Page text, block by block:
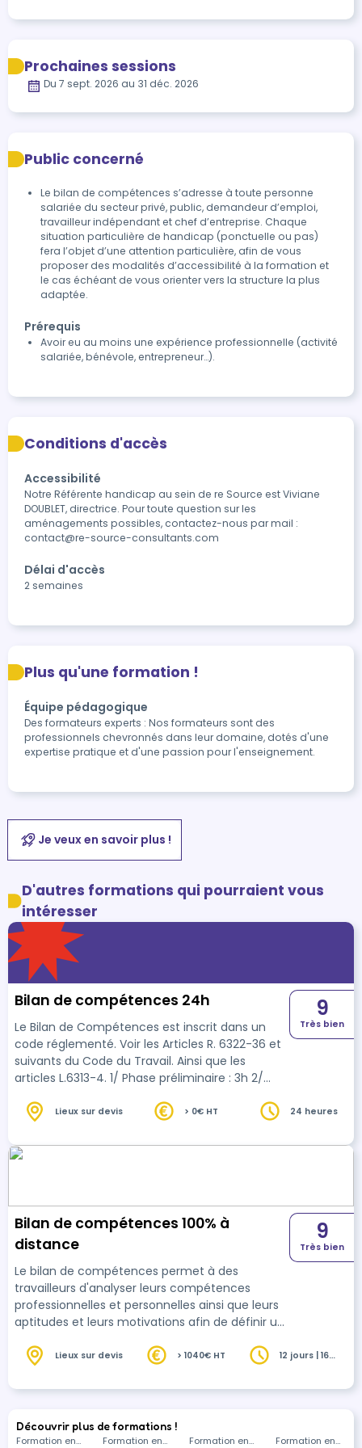
Prochaines sessions
Du 7 sept. 2026 au 31 déc. 2026
Public concerné
Le bilan de compétences s’adresse à toute personne
salariée du secteur privé, public, demandeur d’emploi,
travailleur indépendant et chef d’entreprise. Chaque
situation particulière de handicap (ponctuelle ou pas)
fera l’objet d’une attention particulière, afin de vous
proposer des modalités d’accessibilité à la formation et
le cas échéant de vous orienter vers la structure la plus
adaptée.
Prérequis
Avoir eu au moins une expérience professionnelle (activité
salariée, bénévole, entrepreneur…).
Conditions d'accès
Accessibilité
Notre Référente handicap au sein de re Source est Viviane
DOUBLET, directrice. Pour toute question sur les
aménagements possibles, contactez-nous par mail :
contact@re-source-consultants.com
Délai d'accès
2 semaines
Plus qu'une formation !
Équipe pédagogique
Des formateurs experts : Nos formateurs sont des
professionnels chevronnés dans leur domaine, dotés d'une
expertise pratique et d'une passion pour l'enseignement.
Je veux en savoir plus !
D'autres formations qui pourraient vous
intéresser
Bilan de compétences 24h
Le Bilan de Compétences est inscrit dans un
code réglementé. Voir les Articles R. 6322-36 et
suivants du Code du Travail. Ainsi que les
articles L.6313-4. 1/ Phase préliminaire : 3h 2/
3/Conclusion et suivi : 3h
9
Très bien
Lieux sur devis > 0€ HT 24 heures
Bilan de compétences 100% à
distance
Le bilan de compétences permet à des
travailleurs d'analyser leurs compétences
professionnelles et personnelles ainsi que leurs
aptitudes et leurs motivations afin de définir un
de formation.
9
Très bien
Lieux sur devis > 1040€ HT
12 jours | 16
Découvrir plus de formations !
Formation en
Formation en
Formation en
Formation en